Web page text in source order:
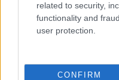
related to security,
functionality and
user protection.
CONFIRM